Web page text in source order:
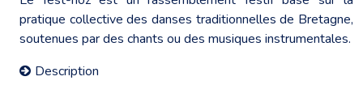
pratique collective des danses traditionnelles de Bretagne,
soutenues par des chants ou des musiques instrumentales.
Description